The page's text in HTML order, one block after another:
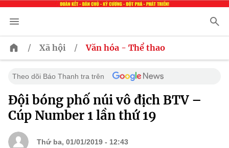
/ Xã hội / Văn hóa - Thể thao
Theo dõi Báo Thanh tra trên
Đội bóng phố núi vô địch BTV –
Cúp Number 1 lần thứ 19
Thứ ba, 01/01/2019 - 12:43